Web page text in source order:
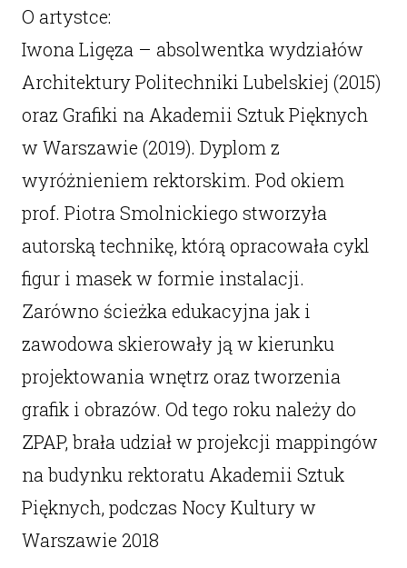
O artystce:
Iwona Ligęza – absolwentka wydziałów
Architektury Politechniki Lubelskiej (2015)
oraz Grafiki na Akademii Sztuk Pięknych
w Warszawie (2019). Dyplom z
wyróżnieniem rektorskim. Pod okiem
prof. Piotra Smolnickiego stworzyła
autorską technikę, którą opracowała cykl
figur i masek w formie instalacji.
Zarówno ścieżka edukacyjna jak i
zawodowa skierowały ją w kierunku
projektowania wnętrz oraz tworzenia
grafik i obrazów. Od tego roku należy do
ZPAP, brała udział w projekcji mappingów
na budynku rektoratu Akademii Sztuk
Pięknych, podczas Nocy Kultury w
Warszawie 2018